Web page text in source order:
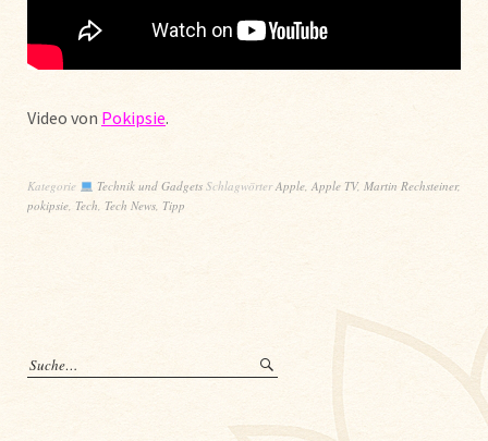
Video von Pokipsie.
Kategorie Technik und Gadgets SchlagwörterApple, Apple TV, Martin Rechsteiner,
pokipsie Tech Tech News Tipp